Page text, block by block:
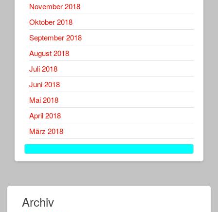
November 2018
Oktober 2018
September 2018
August 2018
Juli 2018
Juni 2018
Mai 2018
April 2018
März 2018
Archiv